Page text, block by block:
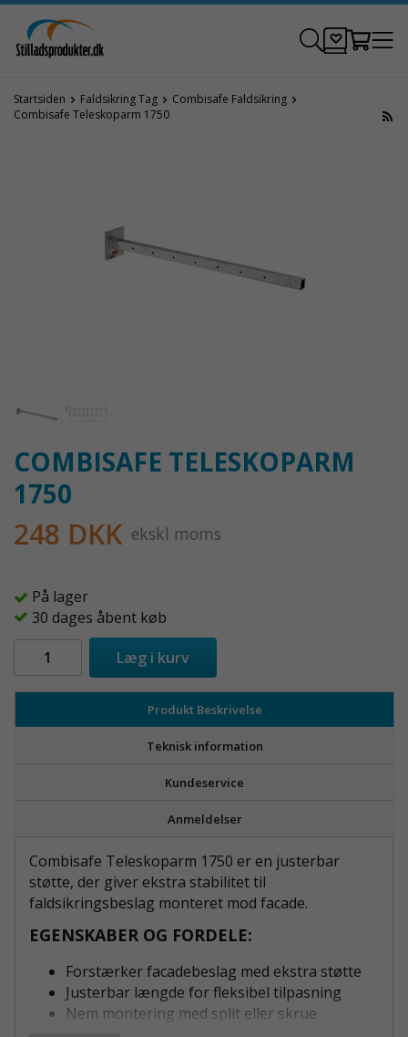
Startsiden Faldsikring Tag
Combisafe Faldsikring
Combisafe Teleskoparm 1750
COMBISAFE TELESKOPARM
1750
248 DKK ekskl moms
På lager
30 dages åbent køb
Læg i kurv
Produkt Beskrivelse
Teknisk information
Kundeservice
Anmeldelser
Combisafe Teleskoparm 1750 er en justerbar
støtte, der giver ekstra stabilitet til
faldsikringsbeslag monteret mod facade.
EGENSKABER OG FORDELE:
Forstærker facadebeslag med ekstra støtte
Justerbar længde for fleksibel tilpasning
Nem montering med split eller skrue